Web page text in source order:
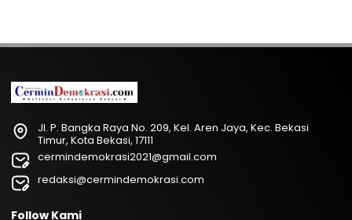
Jl. P. Bangka Raya No. 209, Kel. Aren Jaya, Kec. Bekasi
Timur, Kota Bekasi, 17111
cermindemokrasi2021@gmail.com
redaksi@cermindemokrasi.com
Follow Kami